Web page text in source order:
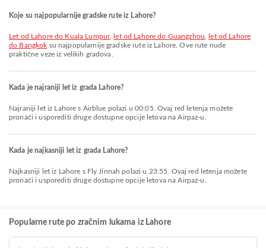
Koje su najpopularnije gradske rute iz Lahore?
let od Lahore do Kuala Lumpur, let od Lahore do Guangzhou
let od Lahore
do Bangkok su najpopularnije gradske rute iz Lahore. Ove rute nude
praktične veze iz velikih gradova.
Kada je najraniji let iz grada Lahore?
Najraniji let iz Lahore s Airblue polazi u 00:05. Ovaj red letenja možete
pronaći i usporediti druge dostupne opcije letova na Airpaz-u.
Kada je najkasniji let iz grada Lahore?
Najkasniji let iz Lahore s Fly Jinnah polazi u 23:55. Ovaj red letenja možete
pronaći i usporediti druge dostupne opcije letova na Airpaz-u.
Popularne rute po zračnim lukama iz Lahore